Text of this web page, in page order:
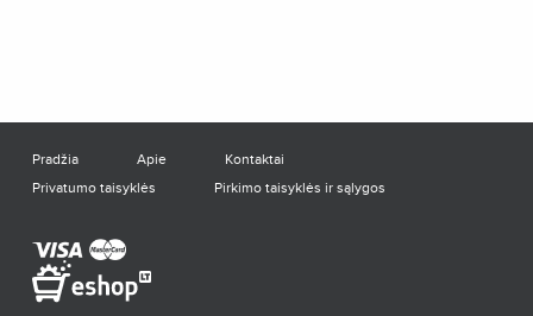
Pradžia Apie
Kontaktai
Privatumo taisyklės
Pirkimo taisyklės ir sąlygos